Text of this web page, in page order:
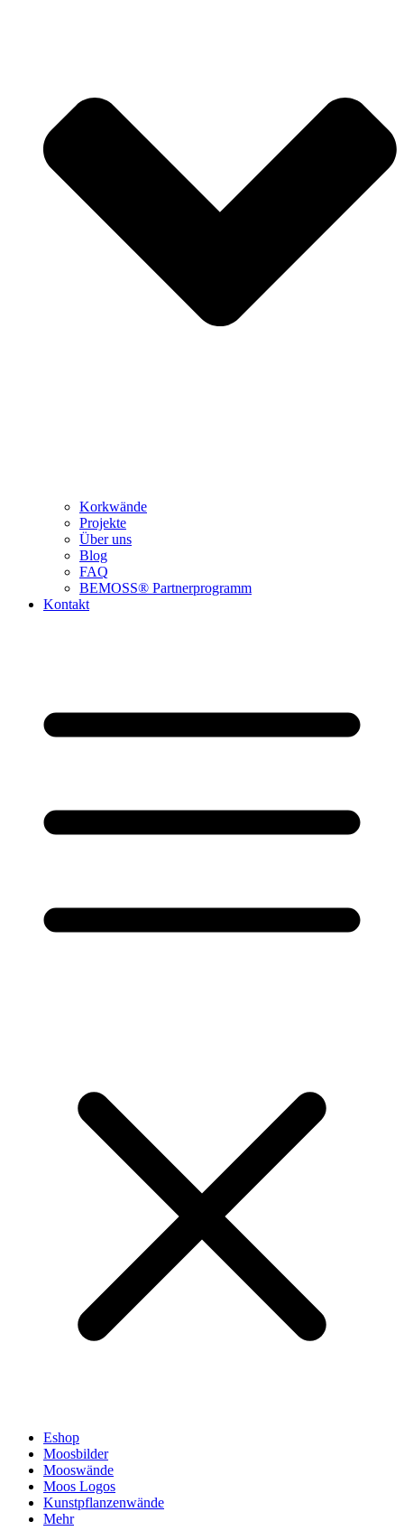
Korkwände
Projekte
Über uns
Blog
FAQ
BEMOSS® Partnerprogramm​
Kontakt
Eshop
Moosbilder
Mooswände
Moos Logos
Kunstpflanzenwände
Mehr